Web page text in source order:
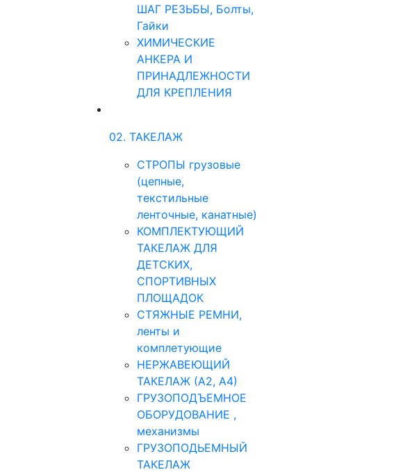
ШАГ РЕЗЬБЫ, Болты,
Гайки
ХИМИЧЕСКИЕ
АНКЕРА И
ПРИНАДЛЕЖНОСТИ
ДЛЯ КРЕПЛЕНИЯ
02. ТАКЕЛАЖ
СТРОПЫ грузовые
(цепные,
текстильные
ленточные, канатные)
КОМПЛЕКТУЮЩИЙ
ТАКЕЛАЖ ДЛЯ
ДЕТСКИХ,
СПОРТИВНЫХ
ПЛОЩАДОК
СТЯЖНЫЕ РЕМНИ,
ленты и
комплетующие
НЕРЖАВЕЮЩИЙ
ТАКЕЛАЖ (А2, А4)
ГРУЗОПОДЪЕМНОЕ
ОБОРУДОВАНИЕ ,
механизмы
ГРУЗОПОДЬЕМНЫЙ
ТАКЕЛАЖ